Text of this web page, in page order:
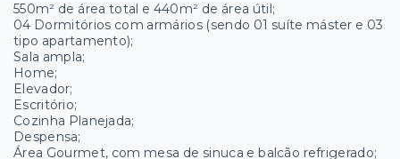
550m² de área total e 440m² de área útil;
04 Dormitórios com armários (sendo 01 suíte máster e 03
tipo apartamento);
Sala ampla;
Home;
Elevador;
Escritório;
Cozinha Planejada;
Despensa;
Área Gourmet, com mesa de sinuca e balcão refrigerado;